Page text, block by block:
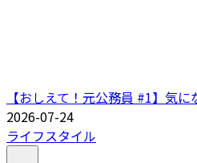
【おしえて！元公務員 #1】気
2026-07-24
ライフスタイル